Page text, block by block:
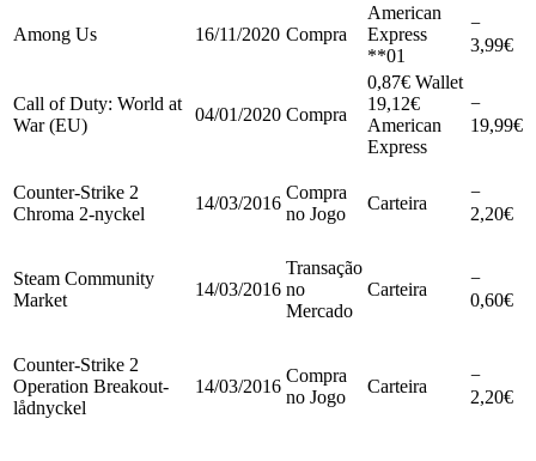
Among Us 16/11/2020 Compra
American
Express
**01
−
3,99€
Call of Duty: World at
War (EU)
04/01/2020 Compra
0,87€ Wallet
19,12€
American
Express
−
19,99€
Counter-Strike 2
Chroma 2-nyckel
14/03/2016
Compra
no Jogo
Carteira
−
2,20€
Steam Community
Market
14/03/2016
Transação
no
Mercado
Carteira
−
0,60€
Counter-Strike 2
Operation Breakout-
lådnyckel
14/03/2016
Compra
no Jogo
Carteira
−
2,20€